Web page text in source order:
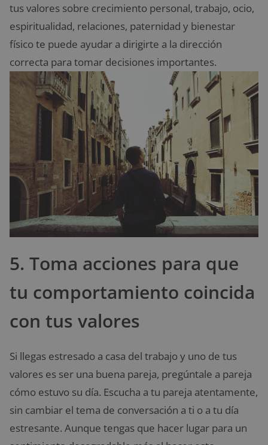
tus valores sobre crecimiento personal, trabajo, ocio,
espiritualidad, relaciones, paternidad y bienestar
físico te puede ayudar a dirigirte a la dirección
correcta para tomar decisiones importantes.
5. Toma acciones para que
tu comportamiento coincida
con tus valores
Si llegas estresado a casa del trabajo y uno de tus
valores es ser una buena pareja, pregúntale a pareja
cómo estuvo su día. Escucha a tu pareja atentamente,
sin cambiar el tema de conversación a ti o a tu día
estresante. Aunque tengas que hacer lugar para un